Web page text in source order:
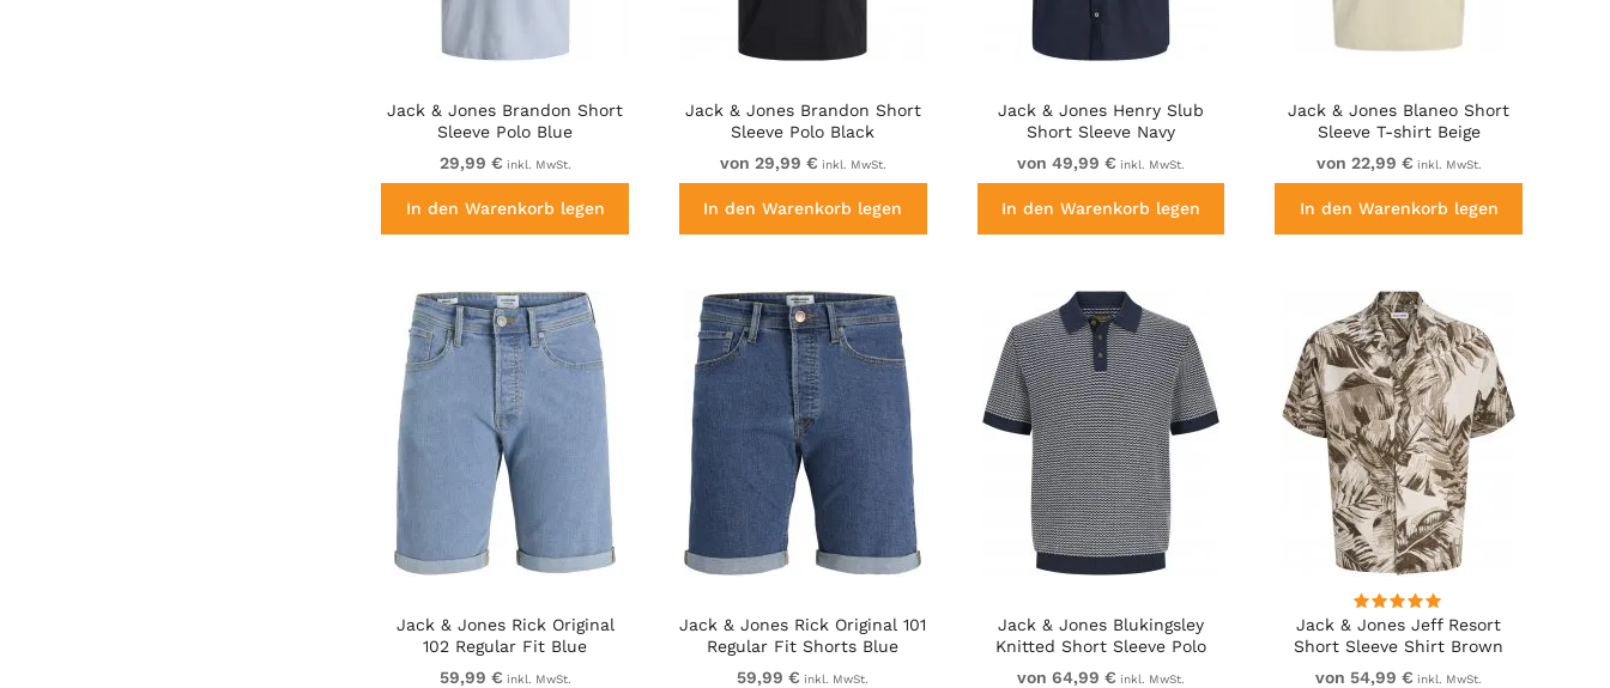
Jack & Jones Brandon Short
Sleeve Polo Blue
29,99 € inkl. MwSt.
In den Warenkorb legen
Jack & Jones Brandon Short
Sleeve Polo Black
von 29,99 € inkl. MwSt.
In den Warenkorb legen
Jack & Jones Henry Slub
Short Sleeve Navy
von 49,99 € inkl. MwSt.
In den Warenkorb legen
Jack & Jones Blaneo Short
Sleeve T-shirt Beige
von 22,99 € inkl. MwSt.
In den Warenkorb legen
Jack & Jones Rick Original
102 Regular Fit Blue
59,99 € inkl. MwSt.
Jack & Jones Rick Original 101
Regular Fit Shorts Blue
59,99 € inkl. MwSt.
Jack & Jones Blukingsley
Knitted Short Sleeve Polo
Navy
von 64,99 € inkl. MwSt.
Jack & Jones Jeff Resort
Short Sleeve Shirt Brown
von 54,99 € inkl. MwSt.